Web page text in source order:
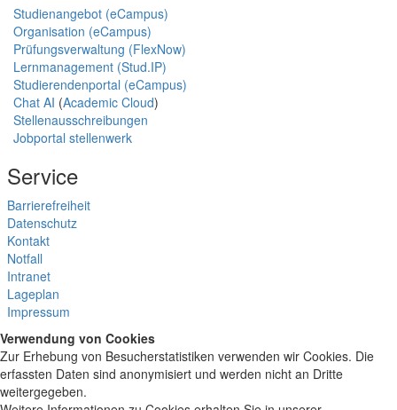
Studienangebot (eCampus)
Organisation (eCampus)
Prüfungsverwaltung (FlexNow)
Lernmanagement (Stud.IP)
Studierendenportal (eCampus)
Chat AI (Academic Cloud)
Stellenausschreibungen
Jobportal stellenwerk
Service
Barrierefreiheit
Datenschutz
Kontakt
Notfall
Intranet
Lageplan
Impressum
Verwendung von Cookies
Zur Erhebung von Besucherstatistiken verwenden wir Cookies. Die
erfassten Daten sind anonymisiert und werden nicht an Dritte
weitergegeben.